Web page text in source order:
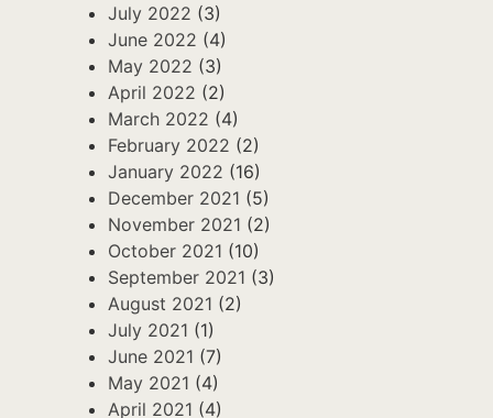
July 2022 (3)
June 2022 (4)
May 2022 (3)
April 2022 (2)
March 2022 (4)
February 2022 (2)
January 2022 (16)
December 2021 (5)
November 2021 (2)
October 2021 (10)
September 2021 (3)
August 2021 (2)
July 2021 (1)
June 2021 (7)
May 2021 (4)
April 2021 (4)